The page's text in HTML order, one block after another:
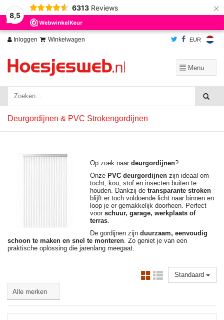
8,5
6313 Reviews ×
Inloggen Winkelwagen EUR
Deurgordijnen & PVC Strokengordijnen
Op zoek naar deurgordijnen?
Onze PVC deurgordijnen zijn ideaal om
tocht, kou, stof en insecten buiten te
houden. Dankzij de transparante stroken
blijft er toch voldoende licht naar binnen en
loop je er gemakkelijk doorheen. Perfect
voor schuur, garage, werkplaats of
terras.
De gordijnen zijn duurzaam, eenvoudig
schoon te maken en snel te monteren. Zo geniet je van een
praktische oplossing die jarenlang meegaat.
Standaard
Wij slaan cookies op om onze website te verbeteren. Is dat akkoord?
Ja
Nee